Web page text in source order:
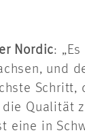
Nordic:
und
Schritt,
Qualität
eine in